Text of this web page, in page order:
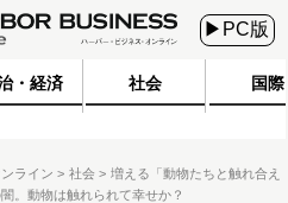
▶PC版
・経済 社会 国際
ライン 社会
増える「動物たちと触れ合え
。動物は触れられて幸せか？